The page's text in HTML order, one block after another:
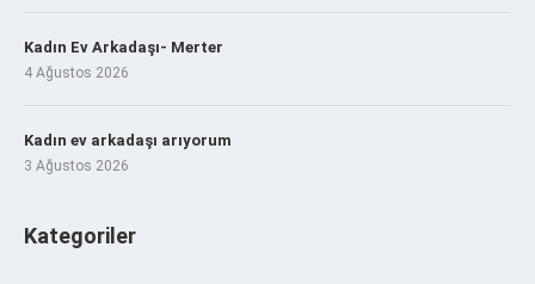
Kadın Ev Arkadaşı- Merter
4 Ağustos 2026
Kadın ev arkadaşı arıyorum
3 Ağustos 2026
Kategoriler